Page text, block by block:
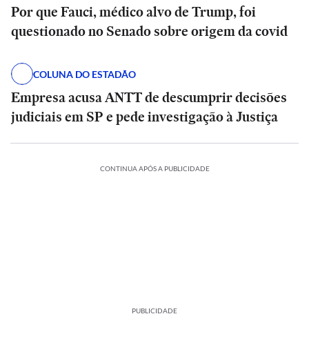
Por que Fauci, médico alvo de Trump, foi
questionado no Senado sobre origem da covid
COLUNA DO ESTADÃO
Empresa acusa ANTT de descumprir decisões
judiciais em SP e pede investigação à Justiça
CONTINUA APÓS A PUBLICIDADE
PUBLICIDADE